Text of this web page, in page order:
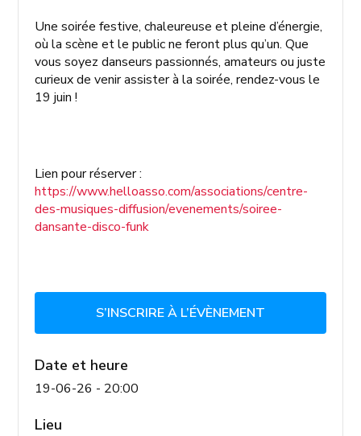
Une soirée festive, chaleureuse et pleine d’énergie,
où la scène et le public ne feront plus qu’un. Que
vous soyez danseurs passionnés, amateurs ou juste
curieux de venir assister à la soirée, rendez-vous le
19 juin !
Lien pour réserver :
https://www.helloasso.com/associations/centre-
des-musiques-diffusion/evenements/soiree-
dansante-disco-funk
S’INSCRIRE À L’ÉVÈNEMENT
Date et heure
19-06-26 - 20:00
Lieu